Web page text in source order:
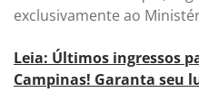
exclusivamente ao
Leia: Últimos ingressos
Campinas! Garanta seu